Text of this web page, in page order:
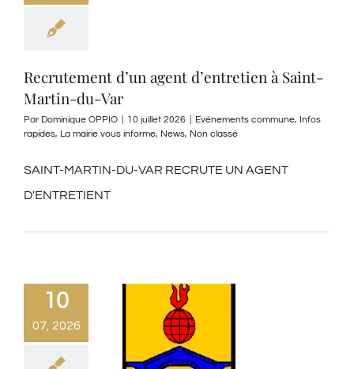
Recrutement d’un agent d’entretien à Saint-
Martin-du-Var
Par Dominique OPPIO 10 juillet 2026 Evènements commune, Infos
rapides, La mairie vous informe, News, Non classé
SAINT-MARTIN-DU-VAR RECRUTE UN AGENT
D'ENTRETIENT
10
07, 2026